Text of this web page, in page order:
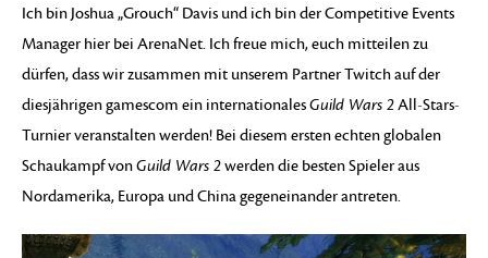
Ich bin Joshua „Grouch“ Davis und ich bin der Competitive Events
Manager hier bei ArenaNet. Ich freue mich, euch mitteilen zu
dürfen, dass wir zusammen mit unserem Partner Twitch auf der
diesjährigen gamescom ein internationalesGuild Wars 2All-Stars-
Turnier veranstalten werden! Bei diesem ersten echten globalen
Schaukampf vonGuild Wars 2werden die besten Spieler aus
Nordamerika, Europa und China gegeneinander antreten.